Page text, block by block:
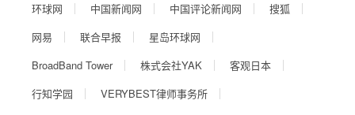
环球网
中国新闻网 中国评论新闻网
搜狐
网易
联合早报
星岛环球网
BroadBand Tower
株式会社YAK
客观日本
行知学园
VERYBEST律师事务所